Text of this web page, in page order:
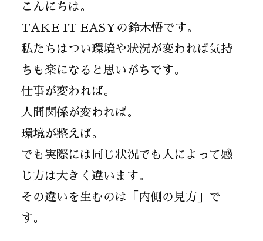
こんにちは。
TAKE IT EASYの鈴木悟です。
私たちはつい環境や状況が変われば気持
ちも楽になると思いがちです。
仕事が変われば。
人間関係が変われば。
環境が整えば。
でも実際には同じ状況でも人によって感
じ方は大きく違います。
その違いを生むのは「内側の見方」で
す。